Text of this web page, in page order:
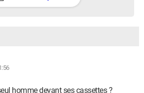
homme devant ses cassettes ?